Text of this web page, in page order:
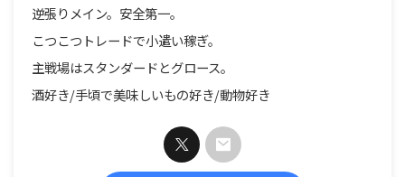
逆張りメイン。安全第一。
こつこつトレードで小遣い稼ぎ。
主戦場はスタンダードとグロース。
酒好き/手頃で美味しいもの好き/動物好き